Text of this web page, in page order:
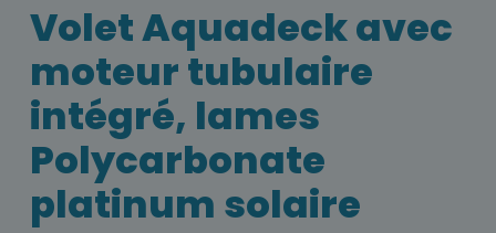
Volet Aquadeck avec
moteur tubulaire
intégré, lames
Polycarbonate
platinum solaire